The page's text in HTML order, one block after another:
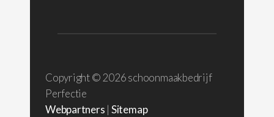
Copyright © 2026 schoonmaakbedrijf
Perfectie
Webpartners | Sitemap